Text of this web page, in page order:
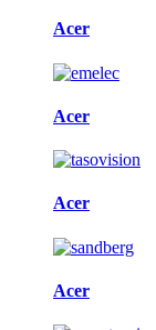
Acer
Acer
Acer
Acer